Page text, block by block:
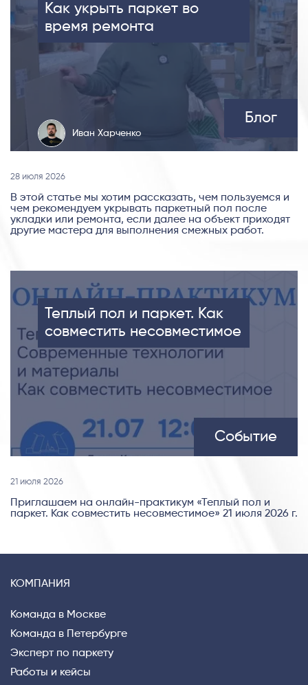
Как укрыть паркет во
время ремонта
Иван Харченко
Блог
28 июля 2026
В этой статье мы хотим рассказать, чем пользуемся и
чем рекомендуем укрывать паркетный пол после
укладки или ремонта, если далее на объект приходят
другие мастера для выполнения смежных работ.
Теплый пол и паркет. Как
совместить несовместимое
Событие
21 июля 2026
Приглашаем на онлайн-практикум «Теплый пол и
паркет. Как совместить несовместимое» 21 июля 2026 г.
КОМПАНИЯ
Команда в Москве
Команда в Петербурге
Эксперт по паркету
Работы и кейсы